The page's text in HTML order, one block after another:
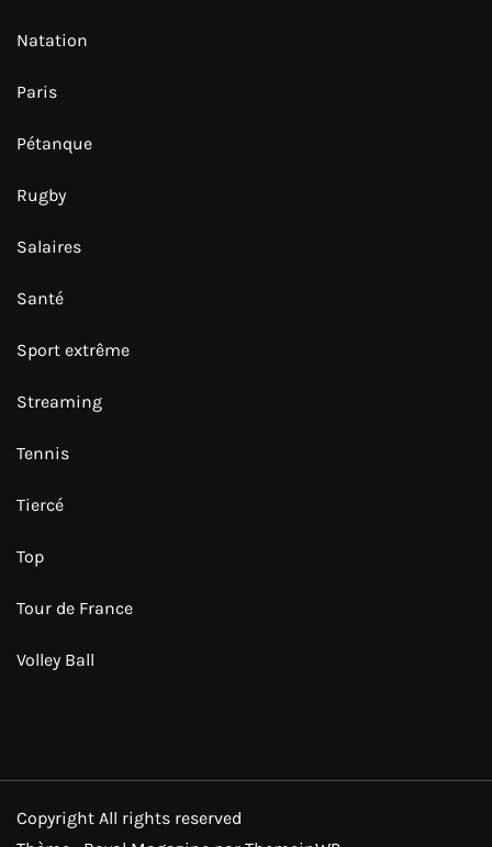
Natation
Paris
Pétanque
Rugby
Salaires
Santé
Sport extrême
Streaming
Tennis
Tiercé
Top
Tour de France
Volley Ball
Copyright All rights reserved